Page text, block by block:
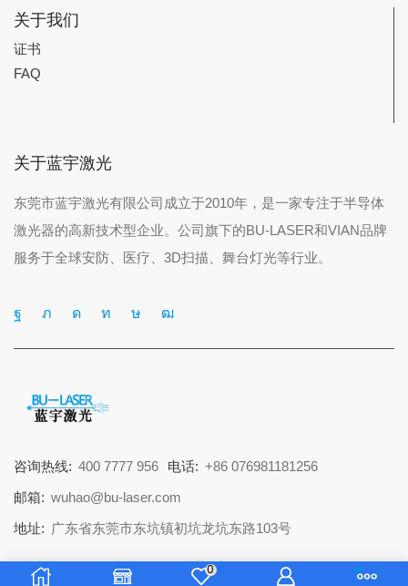
0
关于我们
证书
FAQ
关于蓝宇激光
东莞市蓝宇激光有限公司成立于2010年，是一家专注于半导体
激光器的高新技术型企业。公司旗下的BU-LASER和VIAN品牌
服务于全球安防、医疗、3D扫描、舞台灯光等行业。
咨询热线: 400 7777 956 电话: +86 076981181256
邮箱: wuhao@bu-laser.com
地址: 广东省东莞市东坑镇初坑龙坑东路103号
© 2025 东莞市蓝宇激光有限公司 版权所有